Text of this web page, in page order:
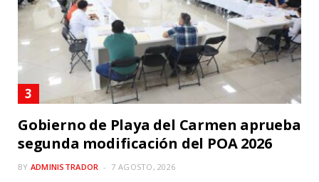
Gobierno de Playa del Carmen aprueba
segunda modificación del POA 2026
BY ADMINISTRADOR 7 AGOSTO, 2026